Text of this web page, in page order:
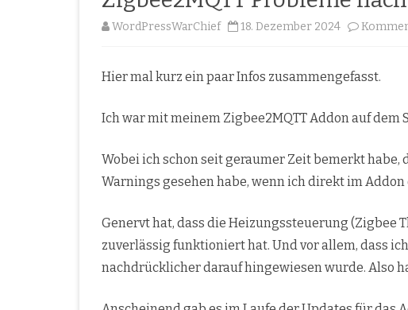
WordPressWarChief 18. Dezember 2024
Hier mal kurz ein paar Infos zusammengefasst.
Ich war mit meinem Zigbee2MQTT Addon auf dem
Wobei ich schon seit geraumer Zeit bemerkt
Warnings gesehen habe, wenn ich direkt im Addon
Genervt hat, dass die Heizungssteuerung (Zigbee
zuverlässig funktioniert hat. Und vor allem, dass
nachdrücklicher darauf hingewiesen wurde. Also